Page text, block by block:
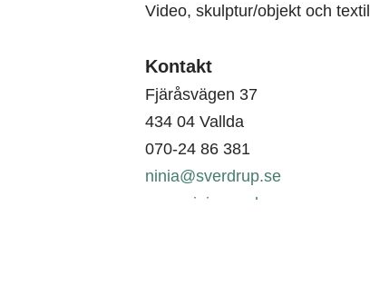
Video, skulptur/objekt och textil
Kontakt
Fjäråsvägen 37
434 04 Vallda
070-24 86 381
ninia@sverdrup.se
www.niniasverdrup.com